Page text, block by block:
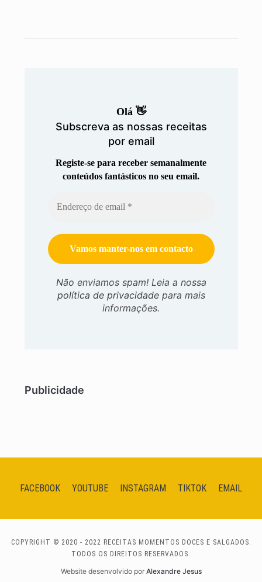
Olá 👋
Subscreva as nossas receitas
por email
Registe-se para receber semanalmente
conteúdos fantásticos no seu email.
Não enviamos spam! Leia a nossa
política de privacidadepara mais
informações.
Publicidade
FACEBOOK YOUTUBE INSTAGRAM TIKTOK EMAIL
COPYRIGHT © 2020 - 2022 RECEITAS MOMENTOS DOCES E SALGADOS.
TODOS OS DIREITOS RESERVADOS.
Website desenvolvido por Alexandre Jesus